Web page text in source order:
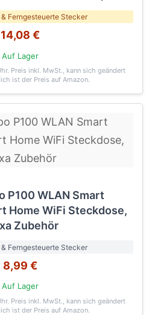
Ferngesteuerte Stecker
14,08 €
Auf Lager
. Preis inkl. MwSt., kann sich geändert
ist der Preis auf Amazon.
P100 WLAN Smart
Home WiFi Steckdose,
Zubehör
Ferngesteuerte Stecker
8,99 €
Auf Lager
. Preis inkl. MwSt., kann sich geändert
ist der Preis auf Amazon.